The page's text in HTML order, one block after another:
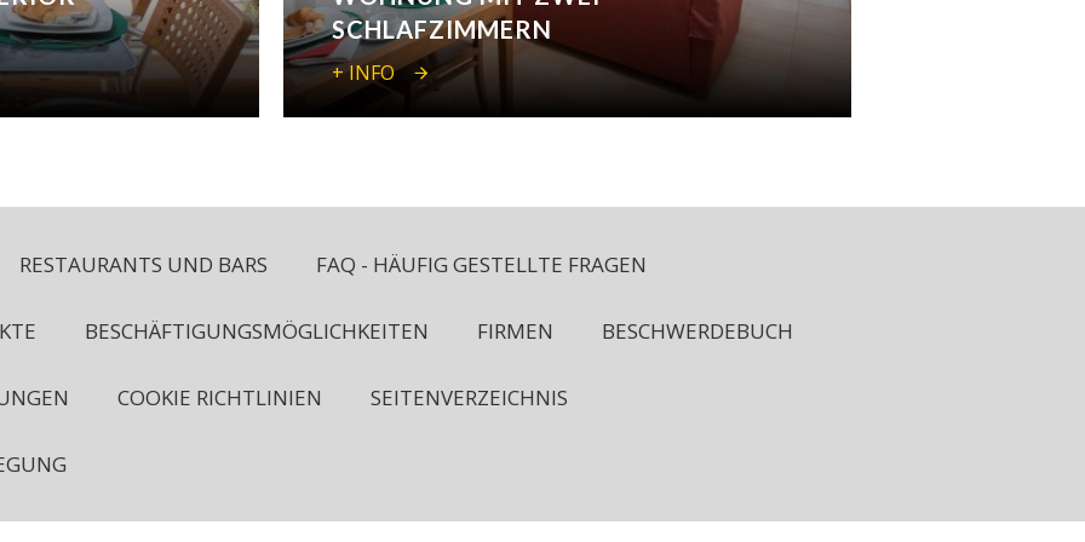
SCHLAFZIMMERN
+ INFO
RESTAURANTS UND BARS FAQ - HÄUFIG GESTELLTE FRAGEN
BESCHÄFTIGUNGSMÖGLICHKEITEN FIRMEN BESCHWERDEBUCH
COOKIE RICHTLINIEN SEITENVERZEICHNIS